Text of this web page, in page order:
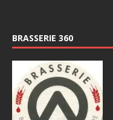
BRASSERIE 360